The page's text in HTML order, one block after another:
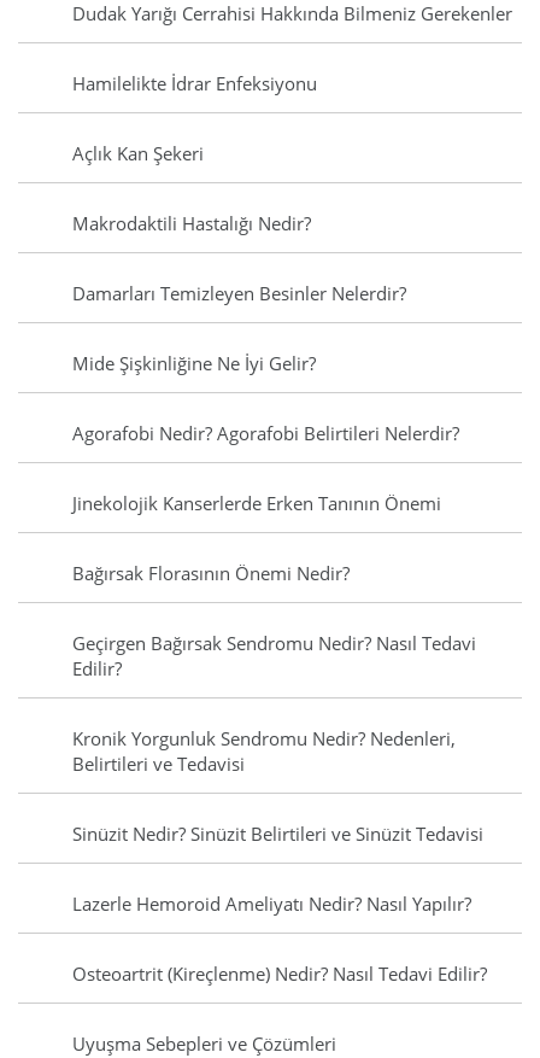
Dudak Yarığı Cerrahisi Hakkında Bilmeniz Gerekenler
Hamilelikte İdrar Enfeksiyonu
Açlık Kan Şekeri
Makrodaktili Hastalığı Nedir?
Damarları Temizleyen Besinler Nelerdir?
Mide Şişkinliğine Ne İyi Gelir?
Agorafobi Nedir? Agorafobi Belirtileri Nelerdir?
Jinekolojik Kanserlerde Erken Tanının Önemi
Bağırsak Florasının Önemi Nedir?
Geçirgen Bağırsak Sendromu Nedir? Nasıl Tedavi
Edilir?
Kronik Yorgunluk Sendromu Nedir? Nedenleri,
Belirtileri ve Tedavisi
Sinüzit Nedir? Sinüzit Belirtileri ve Sinüzit Tedavisi
Lazerle Hemoroid Ameliyatı Nedir? Nasıl Yapılır?
Osteoartrit (Kireçlenme) Nedir? Nasıl Tedavi Edilir?
Uyuşma Sebepleri ve Çözümleri